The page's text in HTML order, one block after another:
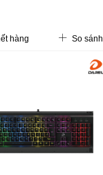
hàng So sánh